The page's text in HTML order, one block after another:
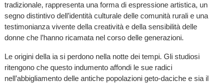
tradizionale, rappresenta una forma di espressione artistica, un
segno distintivo dell’identità culturale delle comunità rurali e una
testimonianza vivente della creatività e della sensibilità delle
donne che l’hanno ricamata nel corso delle generazioni.
Le origini della ia si perdono nella notte dei tempi. Gli studiosi
ritengono che questo indumento affondi le sue radici
nell’abbigliamento delle antiche popolazioni geto-daciche e sia il